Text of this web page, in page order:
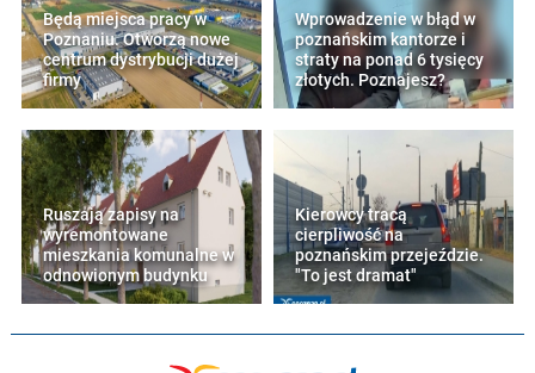
Będą miejsca pracy w
Poznaniu. Otworzą nowe
centrum dystrybucji dużej
firmy
Wprowadzenie w błąd w
poznańskim kantorze i
straty na ponad 6 tysięcy
złotych. Poznajesz?
Ruszają zapisy na
wyremontowane
mieszkania komunalne w
odnowionym budynku
Kierowcy tracą
cierpliwość na
poznańskim przejeździe.
"To jest dramat"